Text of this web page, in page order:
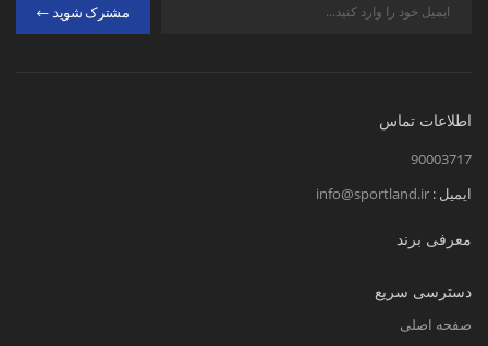
مشترک شوید
اطلاعات تماس
90003717
ایمیل : info@sportland.ir
معرفی برند
دسترسی سریع
صفحه اصلی